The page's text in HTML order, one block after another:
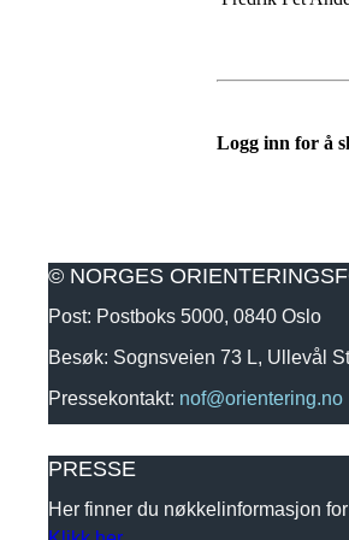
Logg inn for å
© NORGES
Post: Postboks 5000, 0840 Oslo
Besøk: Sognsveien 73 L, Ullevål
Pressekontakt: nof@orientering.no
PRESSE
Her finner du nøkkelinformasjon